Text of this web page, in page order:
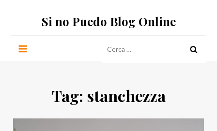
Si no Puedo Blog Online
per:
Tag: stanchezza